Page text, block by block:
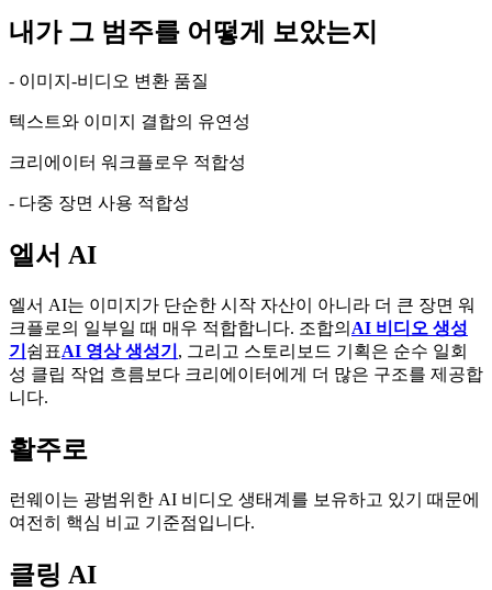
내가 그 범주를 어떻게 보았는지
- 이미지-비디오 변환 품질
텍스트와 이미지 결합의 유연성
크리에이터 워크플로우 적합성
- 다중 장면 사용 적합성
엘서 AI
엘서 AI는 이미지가 단순한 시작 자산이 아니라 더 큰 장면 워
크플로의 일부일 때 매우 적합합니다. 조합의 AI 비디오 생성
기 쉼표AI 영상 생성기 , 그리고 스토리보드 기획은 순수 일회
성 클립 작업 흐름보다 크리에이터에게 더 많은 구조를 제공합
니다.
활주로
런웨이는 광범위한 AI 비디오 생태계를 보유하고 있기 때문에
여전히 핵심 비교 기준점입니다.
클링 AI